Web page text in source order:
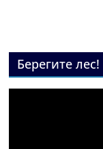
Берегите лес!